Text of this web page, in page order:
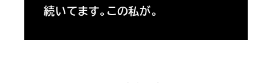
続いてます。この私が。